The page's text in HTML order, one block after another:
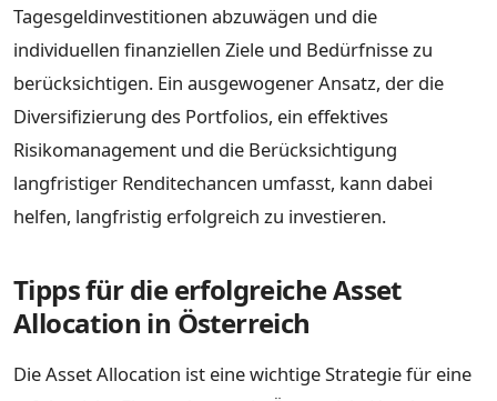
Tagesgeldinvestitionen abzuwägen und die
individuellen finanziellen Ziele und Bedürfnisse zu
berücksichtigen. Ein ausgewogener Ansatz, der die
Diversifizierung des Portfolios, ein effektives
Risikomanagement und die Berücksichtigung
langfristiger Renditechancen umfasst, kann dabei
helfen, langfristig erfolgreich zu investieren.
Tipps für die erfolgreiche Asset
Allocation in Österreich
Die Asset Allocation ist eine wichtige Strategie für eine